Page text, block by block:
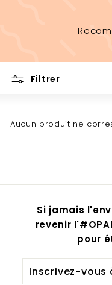
Filtrer
Aucun produit ne
Si jamais
revenir
pour
Inscrivez-
vous
S'inscrire